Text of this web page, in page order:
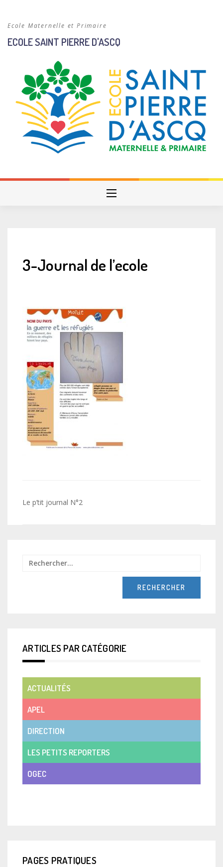
Ecole Maternelle et Primaire
ECOLE SAINT PIERRE D'ASCQ
3-Journal de l’ecole
Navigation
Le p’tit journal N°2
ARTICLES PAR CATÉGORIE
ACTUALITÉS
APEL
DIRECTION
LES PETITS REPORTERS
OGEC
PAGES PRATIQUES